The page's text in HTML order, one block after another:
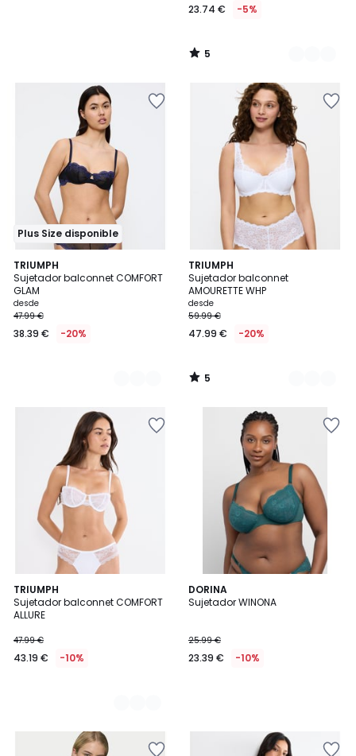
23.74 € -5%
5
/
Plus Size disponible
TRIUMPH
Sujetador balconnet COMFORT
GLAM
desde
47.99 €
38.39 € -20%
2
Colores
TRIUMPH
Sujetador balconnet
AMOURETTE WHP
desde
59.99 €
47.99 € -20%
5
/
5
3
Colores
5
/
TRIUMPH
Sujetador balconnet COMFORT
ALLURE
47.99 €
43.19 € -10%
2
Colores
DORINA
Sujetador WINONA
25.99 €
23.39 € -10%